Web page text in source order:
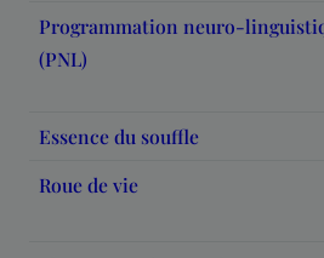
Programmation neuro-
(PNL)
Essence du souffle
Roue de vie